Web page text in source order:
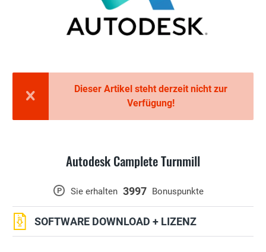
Dieser Artikel steht derzeit nicht zur
Verfügung!
Autodesk Camplete Turnmill
P Sie erhalten 3997 Bonuspunkte
SOFTWARE DOWNLOAD + LIZENZ